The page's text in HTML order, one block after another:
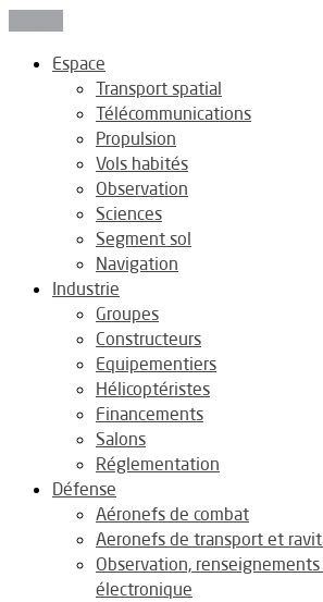
Espace
Transport spatial
Télécommunications
Propulsion
Vols habités
Observation
Sciences
Segment sol
Navigation
Industrie
Groupes
Constructeurs
Equipementiers
Hélicoptéristes
Financements
Salons
Réglementation
Défense
Aéronefs de combat
Aeronefs de transport et
Observation,
électronique